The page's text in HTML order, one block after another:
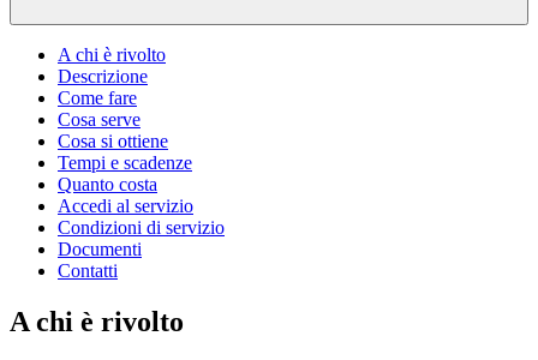
A chi è rivolto
Descrizione
Come fare
Cosa serve
Cosa si ottiene
Tempi e scadenze
Quanto costa
Accedi al servizio
Condizioni di servizio
Documenti
Contatti
A chi è rivolto